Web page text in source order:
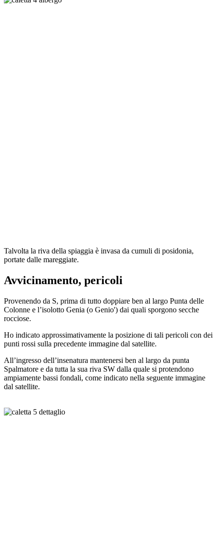
Talvolta la riva della spiaggia è invasa da cumuli di posidonia,
portate dalle mareggiate.
Avvicinamento, pericoli
Provenendo da S, prima di tutto doppiare ben al largo Punta delle
Colonne e l’isolotto Genia (o Genio') dai quali sporgono secche
rocciose.
Ho indicato approssimativamente la posizione di tali pericoli con dei
punti rossi sulla precedente immagine dal satellite.
All’ingresso dell’insenatura mantenersi ben al largo da punta
Spalmatore e da tutta la sua riva SW dalla quale si protendono
ampiamente bassi fondali, come indicato nella seguente immagine
dal satellite.